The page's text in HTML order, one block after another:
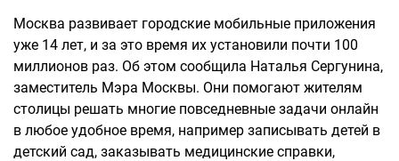
Москва развивает городские мобильные приложения
уже 14 лет, и за это время их установили почти 100
миллионов раз. Об этом сообщила Наталья Сергунина,
заместитель Мэра Москвы. Они помогают жителям
столицы решать многие повседневные задачи онлайн
в любое удобное время, например записывать детей в
детский сад, заказывать медицинские справки,